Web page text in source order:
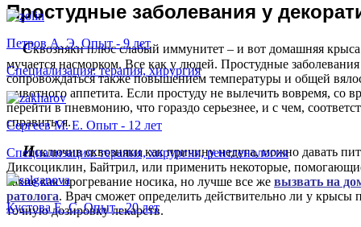
Простудные заболевания у
Сквозняки плюс слабый иммунитет – и вот домашняя
мучается насморком. Все как у людей. Простудные
сопровождаться также повышением температуры и общей
животного аппетита. Если простуду не вылечить вовремя, со
перейти в пневмонию, что гораздо серьезнее, и с чем,
справиться.
Исключив сквозняки как причину недуга, можно давать
Диксоциклин, Байтрил, или применить некоторые,
такие как прогревание носика, но лучше все же вызвать на
ратолога. Врач сможет определить действительно ли у крысы
точную дозировку лекарств.
Петров А. Э. Опыт - 9 лет
Специализация: терапия, хирургия
Сергеев М. Е. Опыт - 12 лет
Специализация: терапия, хирургия, рентгенология
Кустова Е. С. Опыт - 20 лет